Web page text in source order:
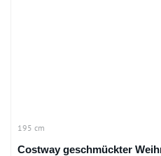
195 cm
Costway geschmückter